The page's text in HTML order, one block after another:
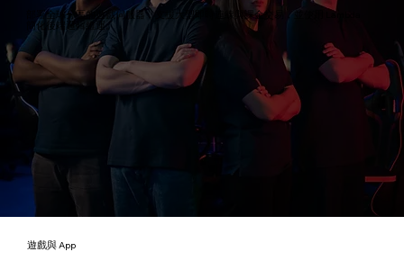
部署全球分區的遊戲伺服器，支援大型即時連線與課金交易，並使用 Lambda
簡化後端邏輯維運。
遊戲與 App